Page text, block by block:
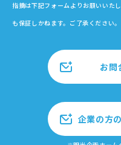
指摘は下記フォームよりお願いいた
も保証しかねます。ご了承ください。
お問
企業の方